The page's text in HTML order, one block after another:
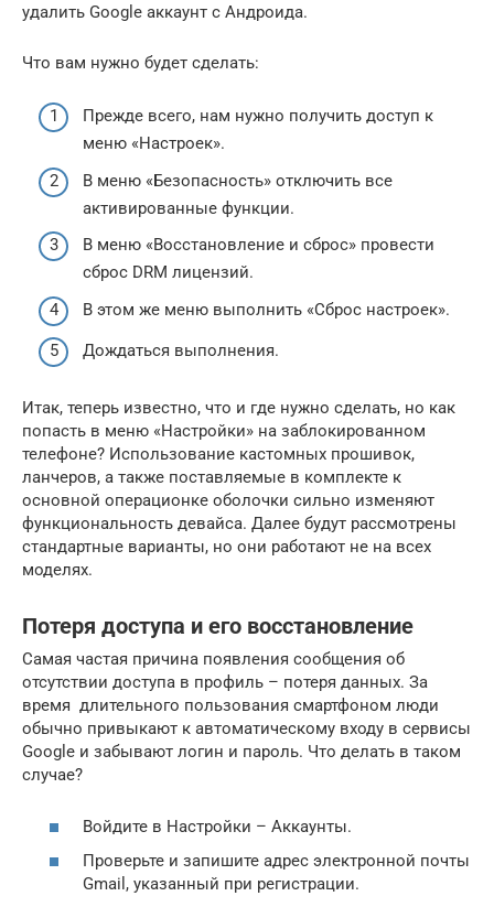
удалить Google аккаунт с Андроида.
Что вам нужно будет сделать:
Прежде всего, нам нужно получить доступ к
меню «Настроек».
В меню «Безопасность» отключить все
активированные функции.
В меню «Восстановление и сброс» провести
сброс DRM лицензий.
В этом же меню выполнить «Сброс настроек».
Дождаться выполнения.
Итак, теперь известно, что и где нужно сделать, но как
попасть в меню «Настройки» на заблокированном
телефоне? Использование кастомных прошивок,
ланчеров, а также поставляемые в комплекте к
основной операционке оболочки сильно изменяют
функциональность девайса. Далее будут рассмотрены
стандартные варианты, но они работают не на всех
моделях.
Потеря доступа и его восстановление
Самая частая причина появления сообщения об
отсутствии доступа в профиль – потеря данных. За
время длительного пользования смартфоном люди
обычно привыкают к автоматическому входу в сервисы
Google и забывают логин и пароль. Что делать в таком
случае?
Войдите в Настройки – Аккаунты.
Проверьте и запишите адрес электронной почты
Gmail, указанный при регистрации.